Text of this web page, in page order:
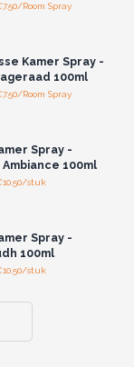
Room Spray
Kamer Spray -
100ml
Room Spray
Spray -
100ml
stuk
Spray -
100ml
stuk